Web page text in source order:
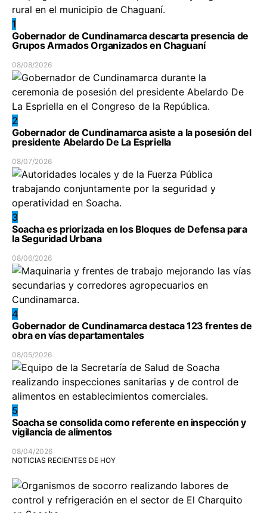
1
Gobernador de Cundinamarca descarta presencia de
Grupos Armados Organizados en Chaguaní
08/08/2026
2
Gobernador de Cundinamarca asiste a la posesión del
presidente Abelardo De La Espriella
08/07/2026
3
Soacha es priorizada en los Bloques de Defensa para
la Seguridad Urbana
08/06/2026
4
Gobernador de Cundinamarca destaca 123 frentes de
obra en vías departamentales
08/05/2026
5
Soacha se consolida como referente en inspección y
vigilancia de alimentos
08/04/2026
NOTICIAS RECIENTES DE HOY